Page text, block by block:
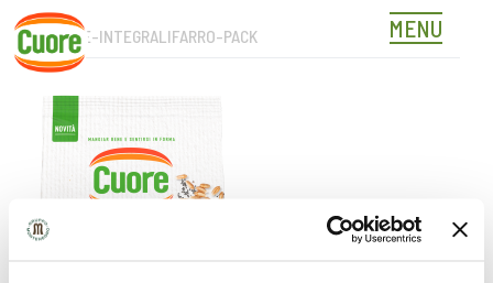
Skip
MENU
SFOGLIE-INTEGRALIFARRO-PACK